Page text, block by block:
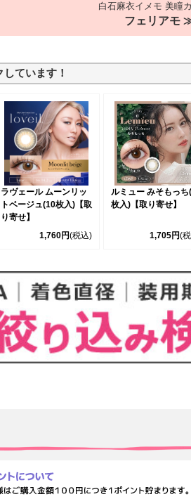
白石麻衣イメモ 美瞳
フェリアモ
ています！
ラヴェール ムーンリッ
トベージュ(10枚入)【取
り寄せ】
1,760円(税込)
ルミュー みそもっち
枚入)【取り寄せ】
1,705円(